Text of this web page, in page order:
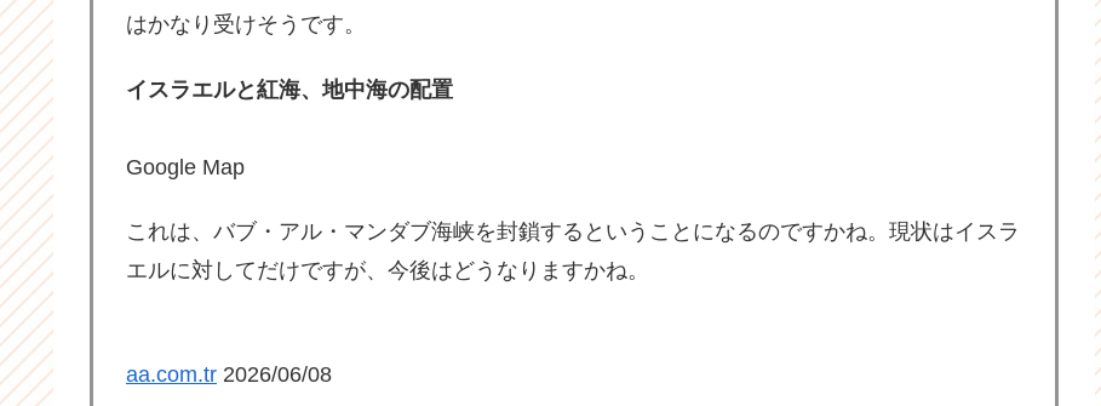
はかなり受けそうです。
イスラエルと紅海、地中海の配置
Google Map
これは、バブ・アル・マンダブ海峡を封鎖するということになるのですかね。現状はイスラ
エルに対してだけですが、今後はどうなりますかね。
aa.com.tr 2026/06/08